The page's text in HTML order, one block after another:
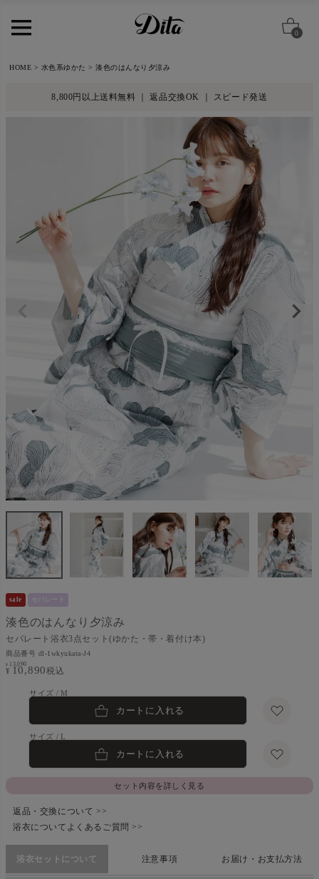
0
HOME 水色系ゆかた 湊色のはんなり夕涼み
8,800円以上送料無料 ｜ 返品交換OK ｜ スピード発送
sale セパレート
セパレート浴衣3点セット(ゆかた・帯・着付け本)
湊色のはんなり夕涼み
商品番号 dl-1wkyukata-J4
¥ 13,090
¥ 10,890税込
M
カートに入れる
L
カートに入れる
セット内容を詳しく見る
返品・交換について >>
浴衣についてよくあるご質問 >>
浴衣セットについて 注意事項 お届け・お支払方法